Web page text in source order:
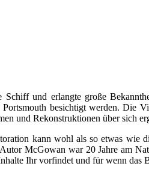
und erlangte große
besichtigt werden. Die
und Rekonstruktionen über sich
kann wohl als so etwas wie
McGowan war 20 Jahre am
Ihr vorfindet und für wenn das